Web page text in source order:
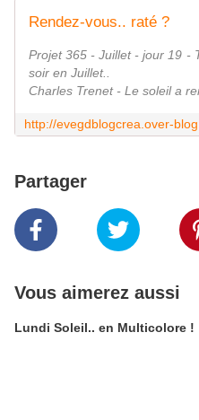
Rendez-vous.. raté ?
Projet 365 - Juillet - jour 19 -
soir en Juillet..
Charles Trenet - Le soleil a
Partager
Vous aimerez aussi
Lundi Soleil.. en Multicolore !